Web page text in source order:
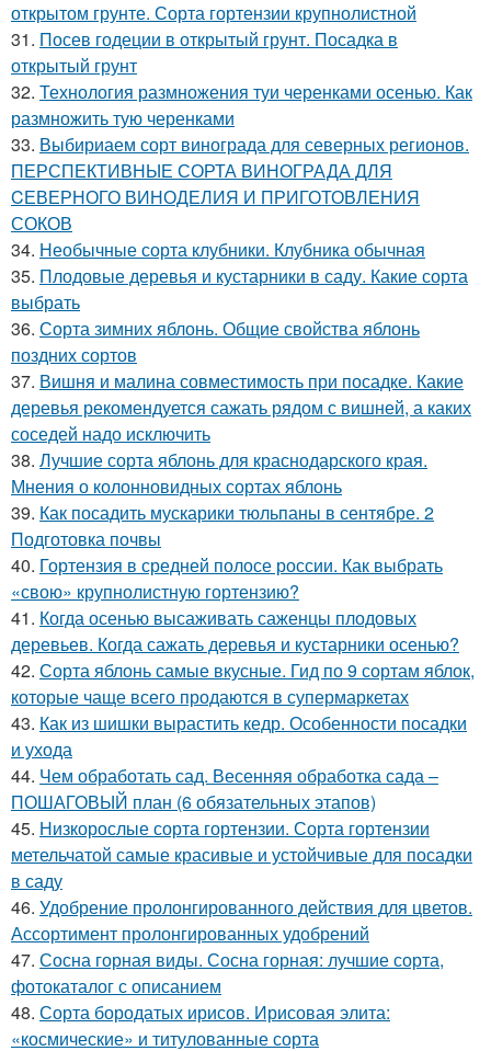
открытом грунте. Сорта гортензии крупнолистной
31. Посев годеции в открытый грунт. Посадка в
открытый грунт
32. Технология размножения туи черенками осенью. Как
размножить тую черенками
33. Выбириаем сорт винограда для северных регионов.
ПЕРСПЕКТИВНЫЕ СОРТА ВИНОГРАДА ДЛЯ
CЕВЕРНОГО ВИНОДЕЛИЯ И ПРИГОТОВЛЕНИЯ
СОКОВ
34. Необычные сорта клубники. Клубника обычная
35. Плодовые деревья и кустарники в саду. Какие сорта
выбрать
36. Сорта зимних яблонь. Общие свойства яблонь
поздних сортов
37. Вишня и малина совместимость при посадке. Какие
деревья рекомендуется сажать рядом с вишней, а каких
соседей надо исключить
38. Лучшие сорта яблонь для краснодарского края.
Мнения о колонновидных сортах яблонь
39. Как посадить мускарики тюльпаны в сентябре. 2
Подготовка почвы
40. Гортензия в средней полосе россии. Как выбрать
«свою» крупнолистную гортензию?
41. Когда осенью высаживать саженцы плодовых
деревьев. Когда сажать деревья и кустарники осенью?
42. Сорта яблонь самые вкусные. Гид по 9 сортам яблок,
которые чаще всего продаются в супермаркетах
43. Как из шишки вырастить кедр. Особенности посадки
и ухода
44. Чем обработать сад. Весенняя обработка сада –
ПОШАГОВЫЙ план (6 обязательных этапов)
45. Низкорослые сорта гортензии. Сорта гортензии
метельчатой самые красивые и устойчивые для посадки
в саду
46. Удобрение пролонгированного действия для цветов.
Ассортимент пролонгированных удобрений
47. Сосна горная виды. Сосна горная: лучшие сорта,
фотокаталог с описанием
48. Сорта бородатых ирисов. Ирисовая элита:
«космические» и титулованные сорта